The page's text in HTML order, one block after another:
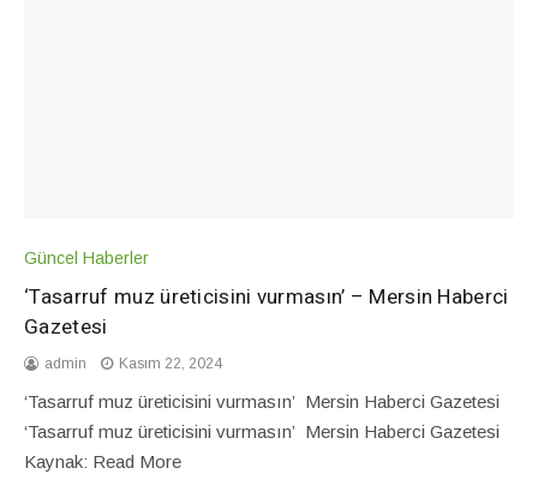
Güncel Haberler
‘Tasarruf muz üreticisini vurmasın’ – Mersin Haberci
Gazetesi
admin Kasım 22, 2024
‘Tasarruf muz üreticisini vurmasın’ Mersin Haberci Gazetesi
‘Tasarruf muz üreticisini vurmasın’ Mersin Haberci Gazetesi
Kaynak: Read More